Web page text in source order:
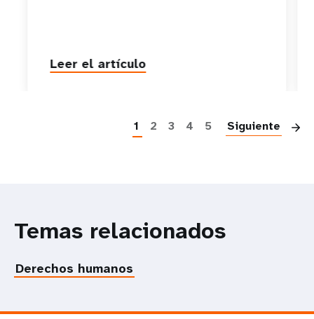
Leer el artículo
1 2 3 4 5 Siguiente
Temas relacionados
Derechos humanos